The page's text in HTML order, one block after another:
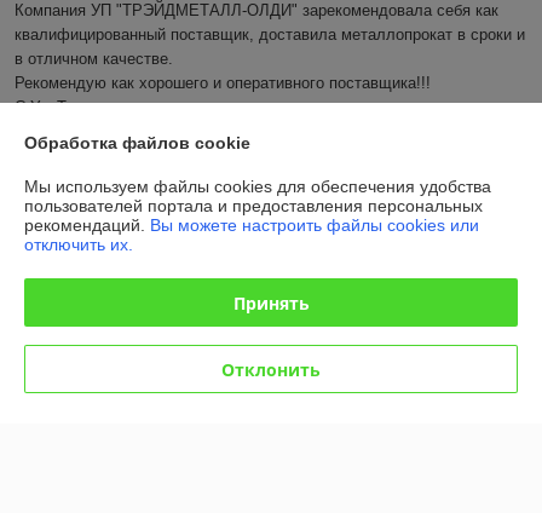
Компания УП "ТРЭЙДМЕТАЛЛ-ОЛДИ" зарекомендовала себя как
квалифицированный поставщик, доставила металлопрокат в сроки и
в отличном качестве.
Рекомендую как хорошего и оперативного поставщика!!!
С Ув. Татьяна
Показать все отзывы
О нас
Доставка и оплата
Обработка файлов cookie
Мы используем файлы cookies для обеспечения удобства
пользователей портала и предоставления персональных
рекомендаций. Вы можете настроить файлы cookies или
отключить их.
Принять
Отклонить